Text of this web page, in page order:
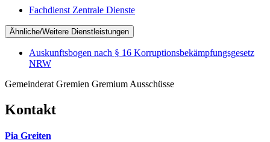
Fachdienst Zentrale Dienste
Ähnliche/Weitere Dienstleistungen
Auskunftsbogen nach § 16 Korruptionsbekämpfungsgesetz
NRW
Gemeinderat Gremien Gremium Ausschüsse
Kontakt
Pia Greiten